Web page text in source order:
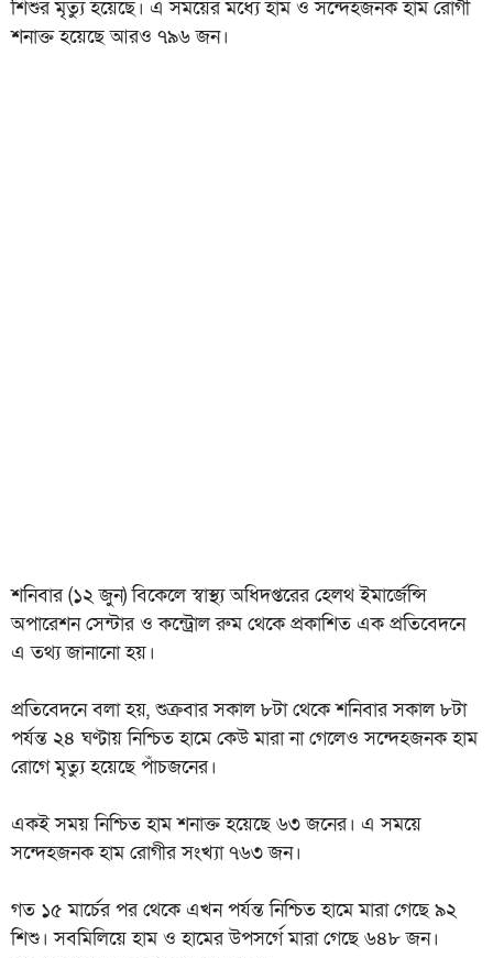
শিশুর মৃত্যু হয়েছে। এ সময়ের মধ্যে হাম ও সন্দেহজনক হাম রোগী
শনাক্ত হয়েছে আরও ৭৯৬ জন।
শনিবার (১২ জুন) বিকেলে স্বাস্থ্য অধিদপ্তরের হেলথ ইমার্জেন্সি
অপারেশন সেন্টার ও কন্ট্রোল রুম থেকে প্রকাশিত এক প্রতিবেদনে
এ তথ্য জানানো হয়।
প্রতিবেদনে বলা হয়, শুক্রবার সকাল ৮টা থেকে শনিবার সকাল ৮টা
পর্যন্ত ২৪ ঘণ্টায় নিশ্চিত হামে কেউ মারা না গেলেও সন্দেহজনক হাম
রোগে মৃত্যু হয়েছে পাঁচজনের।
একই সময় নিশ্চিত হাম শনাক্ত হয়েছে ৬৩ জনের। এ সময়ে
সন্দেহজনক হাম রোগীর সংখ্যা ৭৬৩ জন।
গত ১৫ মার্চের পর থেকে এখন পর্যন্ত নিশ্চিত হামে মারা গেছে ৯২
শিশু। সবমিলিয়ে হাম ও হামের উপসর্গে মারা গেছে ৬৪৮ জন।